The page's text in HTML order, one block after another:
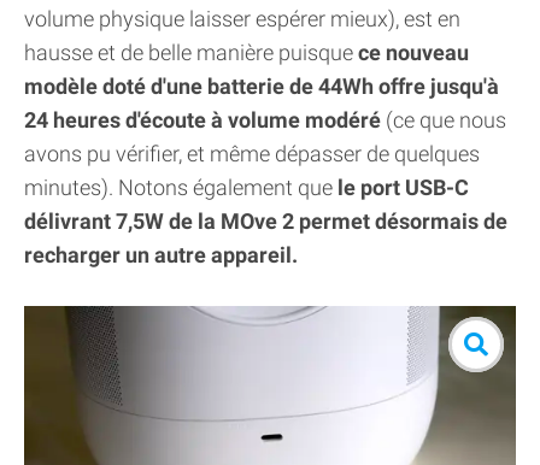
volume physique laisser espérer mieux), est en
hausse et de belle manière puisquece nouveau
modèle doté d'une batterie de 44Wh offre jusqu'à
24 heures d'écoute à volume modéré (ce que nous
avons pu vérifier, et même dépasser de quelques
minutes). Notons également que le port USB-C
délivrant 7,5W de la MOve 2 permet désormais de
recharger un autre appareil.